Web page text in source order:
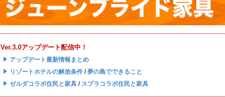
Ver.3.0アップデート配信中！
・ アップデート最新情報まとめ
・ リゾートホテルの解放条件 / 夢の島でできること
・ ゼルダコラボ住民と家具 / スプラコラボ住民と家具